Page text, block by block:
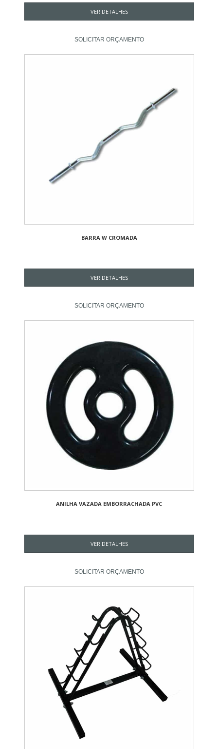
VER DETALHES
SOLICITAR ORÇAMENTO
BARRA W CROMADA
VER DETALHES
SOLICITAR ORÇAMENTO
ANILHA VAZADA EMBORRACHADA PVC
VER DETALHES
SOLICITAR ORÇAMENTO